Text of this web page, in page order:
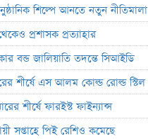
শিল্পে আনতে নতুন নীতিমালা
প্রশাসক প্রত্যাহার
বন্ড জালিয়াতি তদন্তে সিআইডি
শীর্ষে এস আলম কোল্ড রোল্ড স্টিল
শীর্ষে ফারইস্ট ফাইন্যান্স
সপ্তাহে পিই রেশিও কমেছে